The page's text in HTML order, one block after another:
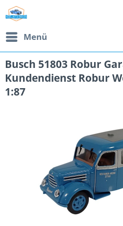
Menü
Busch 51803 Robur
Kundendienst Robur
1:87